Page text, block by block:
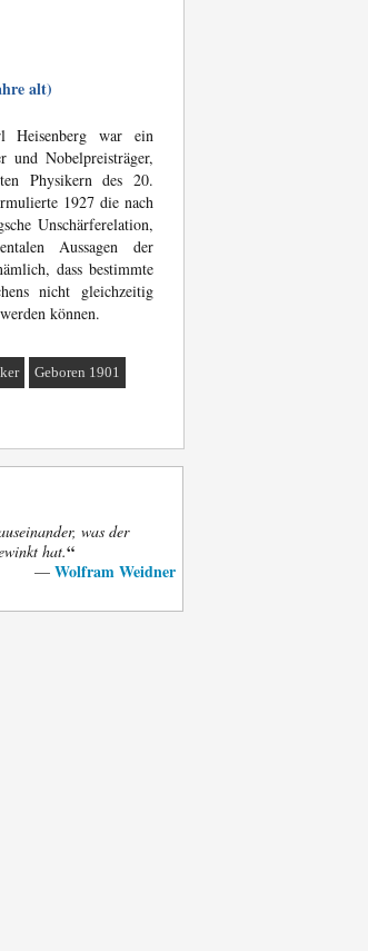
alt)
Heisenberg war ein
und Nobelpreisträger,
Physikern des 20.
1927 die nach
Unschärferelation,
Aussagen der
dass bestimmte
nicht gleichzeitig
können.
Geboren 1901
was der
hat.“
— Wolfram Weidner